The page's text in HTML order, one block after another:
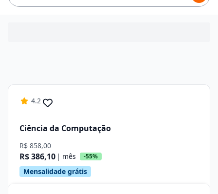
4.2
Ciência da Computação
R$ 858,00
R$ 386,10 | mês -55%
Mensalidade grátis